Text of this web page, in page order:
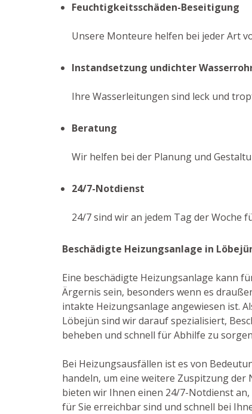
Feuchtigkeitsschäden-Beseitigung
Unsere Monteure helfen bei jeder Art
Instandsetzung undichter
Ihre Wasserleitungen sind leck und
Beratung
Wir helfen bei der Planung und
24/7-Notdienst
24/7 sind wir an jedem Tag der Woche
Beschädigte Heizungsanlage in
Eine beschädigte Heizungsanlage kann
Ärgernis sein, besonders wenn es
intakte Heizungsanlage angewiesen ist.
Löbejün sind wir darauf spezialisiert,
beheben und schnell für Abhilfe zu
Bei Heizungsausfällen ist es von
handeln, um eine weitere Zuspitzung der
bieten wir Ihnen einen 24/7-Notdienst
für Sie erreichbar sind und schnell bei